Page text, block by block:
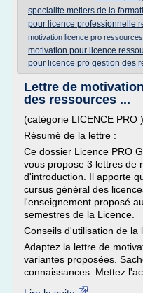
specialite metiers de la
pour licence professionnelle
motivation licence pro
motivation pour licence
pour licence pro gestion des
Lettre de
des ressources ...
(catégorie LICENCE PRO )
Résumé de la lettre :
Ce dossier Licence PRO
vous propose 3 lettres de
d'introduction. Il apporte
cursus général des
l'enseignement proposé
semestres de la Licence.
Conseils d'utilisation de la
Adaptez la lettre de
variantes proposées.
connaissances. Mettez